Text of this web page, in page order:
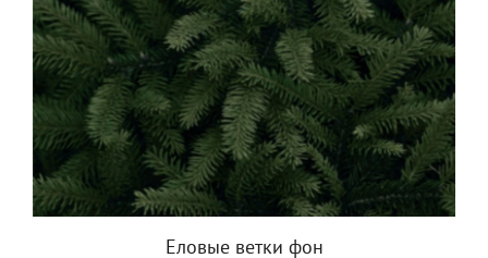
Еловые ветки фон